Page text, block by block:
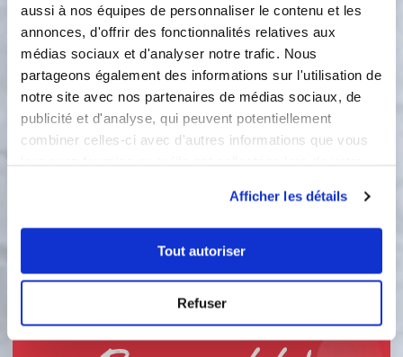
aussi à nos équipes de personnaliser le contenu et les
annonces, d'offrir des fonctionnalités relatives aux
médias sociaux et d'analyser notre trafic. Nous
partageons également des informations sur l'utilisation de
notre site avec nos partenaires de médias sociaux, de
publicité et d'analyse, qui peuvent potentiellement
combiner celles-ci avec d'autres informations que vous
Afficher les détails
Tout autoriser
Refuser
2
Ajoutez 100ml de lait entier et 15g de
cacao amer. Réglez 1 minute
80°Vitesse 4
1min
80 °C
4
5min
90 °C
4